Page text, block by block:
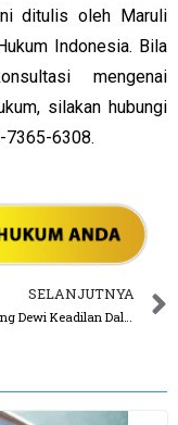
ditulis oleh Maruli
Indonesia. Bila
mengenai
silakan hubungi
7365-6308.
SELANJUTNYA
Arti Lambang Dewi Keadilan Dalam Hukum